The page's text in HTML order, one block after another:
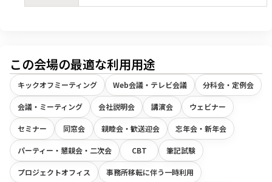
この会場の最適な利用用途
キックオフミーティング Web会議・テレビ会議 分科会・定例会
会議・ミーティング 会社説明会 講演会 ウェビナー
セミナー 同窓会 親睦会・歓送迎会 忘年会・新年会
パーティー・懇親会・二次会 CBT 筆記試験
プロジェクトオフィス 事務所移転に伴う一時利用